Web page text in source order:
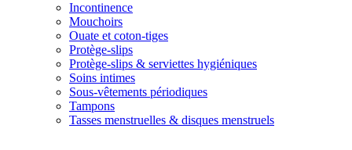
Incontinence
Mouchoirs
Ouate et coton-tiges
Protège-slips
Protège-slips & serviettes hygiéniques
Soins intimes
Sous-vêtements périodiques
Tampons
Tasses menstruelles & disques menstruels